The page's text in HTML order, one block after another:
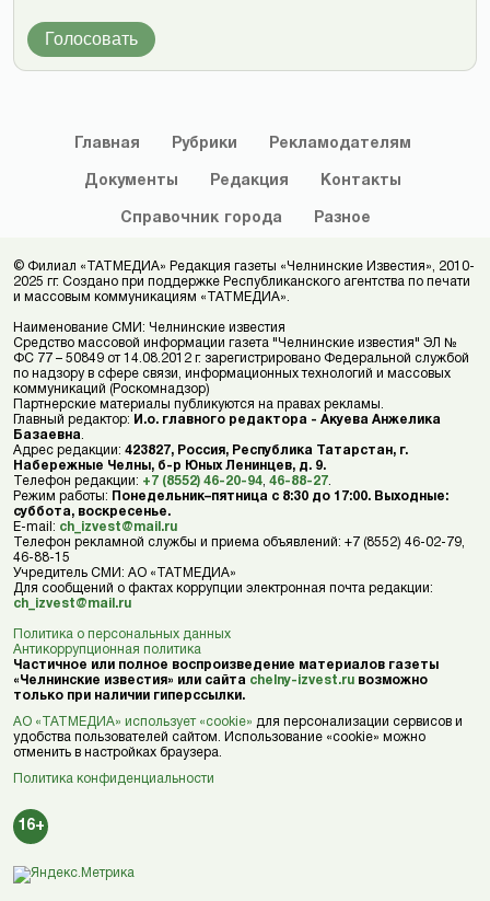
Голосовать
Главная Рубрики Рекламодателям
Документы Редакция Контакты
Справочник города Разное
© Филиал «ТАТМЕДИА» Редакция газеты «Челнинские Известия», 2010-
2025 гг. Создано при поддержке Республиканского агентства по печати
и массовым коммуникациям «ТАТМЕДИА».
Наименование СМИ: Челнинские известия
Средство массовой информации газета "Челнинские известия" ЭЛ №
ФС 77 – 50849 от 14.08.2012 г. зарегистрировано Федеральной службой
по надзору в сфере связи, информационных технологий и массовых
коммуникаций (Роскомнадзор)
Партнерские материалы публикуются на правах рекламы.
Главный редактор: И.о. главного редактора - Акуева Анжелика
Базаевна
Адрес редакции: 423827, Россия, Республика Татарстан, г.
Набережные Челны, б-р Юных Ленинцев, д. 9.
Телефон редакции: +7 (8552) 46-20-94 46-88-27
Режим работы: Понедельник–пятница с 8:30 до 17:00. Выходные:
суббота, воскресенье.
E-mail: ch_izvest@mail.ru
Телефон рекламной службы и приема объявлений: +7 (8552) 46-02-79,
46-88-15
Учредитель СМИ: АО «ТАТМЕДИА»
Для сообщений о фактах коррупции электронная почта редакции:
ch_izvest@mail.ru
Политика о персональных данных
Антикоррупционная политика
Частичное или полное воспроизведение материалов газеты
«Челнинские известия» или сайта chelny-izvest.ru возможно
только при наличии гиперссылки.
АО «ТАТМЕДИА» использует «cookie» для персонализации сервисов и
удобства пользователей сайтом. Использование «cookie» можно
отменить в настройках браузера.
Политика конфиденциальности
16+